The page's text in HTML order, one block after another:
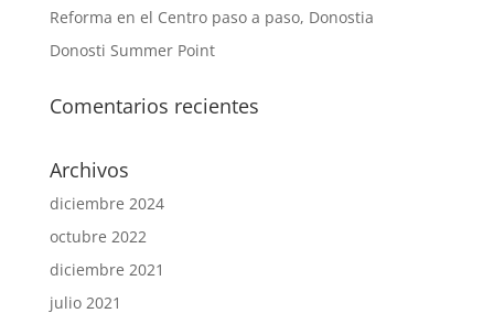
Reforma en el Centro paso a paso, Donostia
Donosti Summer Point
Comentarios recientes
Archivos
diciembre 2024
octubre 2022
diciembre 2021
julio 2021